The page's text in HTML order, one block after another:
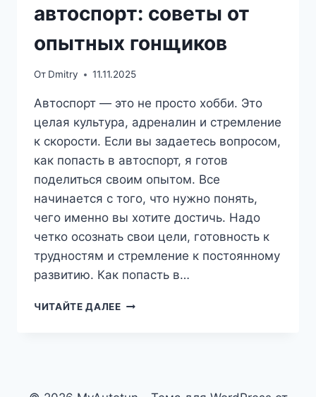
автоспорт: советы от
опытных гонщиков
От Dmitry 11.11.2025
Автоспорт — это не просто хобби. Это
целая культура, адреналин и стремление
к скорости. Если вы задаетесь вопросом,
как попасть в автоспорт, я готов
поделиться своим опытом. Все
начинается с того, что нужно понять,
чего именно вы хотите достичь. Надо
четко осознать свои цели, готовность к
трудностям и стремление к постоянному
развитию. Как попасть в…
ЧИТАЙТЕ ДАЛЕЕКАК
ОТ